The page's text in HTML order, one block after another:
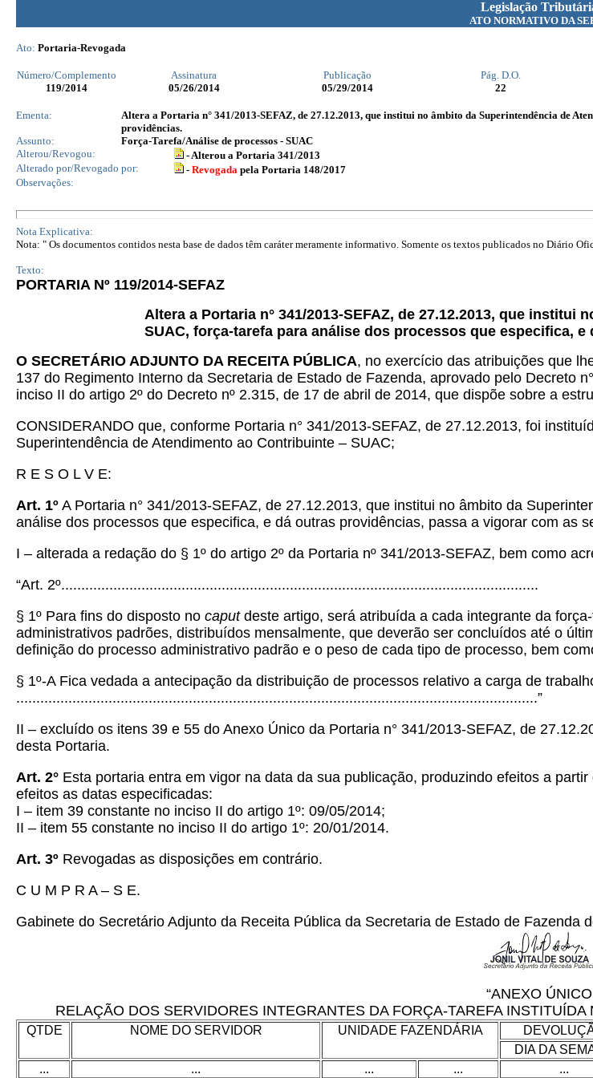
Legislação
ATO NORMATIVO DA
Ato: Portaria-Revogada
Número/Complemento Assinatura Publicação Pág. D.O.
119/2014 05/26/2014 05/29/2014 22
Ementa:
Altera a Portaria n° 341/2013-SEFAZ, de 27.12.2013, que institui no âmbito da Superintendência de
providências.
Assunto:
Força-Tarefa/Análise de processos - SUAC
Alterou/Revogou:
- Alterou a Portaria 341/2013
Alterado por/Revogado por:
- Revogada pela Portaria 148/2017
Observações:
Nota Explicativa:
Nota: " Os documentos contidos nesta base de dados têm caráter meramente informativo. Somente os textos publicados no Diário
Texto:
PORTARIA Nº 119/2014-SEFAZ
Altera a Portaria n° 341/2013-SEFAZ, de 27.12.2013, que
SUAC, força-tarefa para análise dos processos que especifica,
O SECRETÁRIO ADJUNTO DA RECEITA PÚBLICA, no exercício das atribuições que
137 do Regimento Interno da Secretaria de Estado de Fazenda, aprovado pelo Decreto
inciso II do artigo 2º do Decreto nº 2.315, de 17 de abril de 2014, que dispõe sobre a
CONSIDERANDO que, conforme Portaria n° 341/2013-SEFAZ, de 27.12.2013, foi
Superintendência de Atendimento ao Contribuinte – SUAC;
R E S O L V E:
Art. 1º A Portaria n° 341/2013-SEFAZ, de 27.12.2013, que institui no âmbito da
análise dos processos que especifica, e dá outras providências, passa a vigorar com as
I – alterada a redação do § 1º do artigo 2º da Portaria nº 341/2013-SEFAZ, bem como
“Art. 2º.......................................................................................................................
§ 1º Para fins do disposto no caputdeste artigo, será atribuída a cada integrante da
administrativos padrões, distribuídos mensalmente, que deverão ser concluídos até o
definição do processo administrativo padrão e o peso de cada tipo de processo, bem
§ 1º-A Fica vedada a antecipação da distribuição de processos relativo a carga de
..................................................................................................................................”
II – excluído os itens 39 e 55 do Anexo Único da Portaria n° 341/2013-SEFAZ, de
desta Portaria.
Art. 2° Esta portaria entra em vigor na data da sua publicação, produzindo efeitos a
efeitos as datas especificadas:
I – item 39 constante no inciso II do artigo 1º: 09/05/2014;
II – item 55 constante no inciso II do artigo 1º: 20/01/2014.
Art. 3º Revogadas as disposições em contrário.
C U M P R A – S E.
Gabinete do Secretário Adjunto da Receita Pública da Secretaria de Estado de Fazenda
“ANEXO ÚNICO
RELAÇÃO DOS SERVIDORES INTEGRANTES DA FORÇA-TAREFA
QTDE NOME DO SERVIDOR UNIDADE FAZENDÁRIA
DIA DA
...
... ... ... ...